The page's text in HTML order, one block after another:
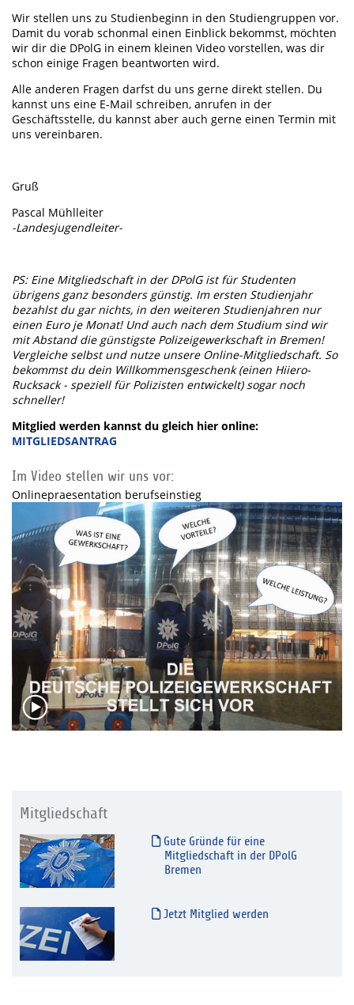
Wir stellen uns zu Studienbeginn in den Studiengruppen vor.
Damit du vorab schonmal einen Einblick bekommst, möchten
wir dir die DPolG in einem kleinen Video vorstellen, was dir
schon einige Fragen beantworten wird.
Alle anderen Fragen darfst du uns gerne direkt stellen. Du
kannst uns eine E-Mail schreiben, anrufen in der
Geschäftsstelle, du kannst aber auch gerne einen Termin mit
uns vereinbaren.
Gruß
Pascal Mühlleiter
-Landesjugendleiter-
PS: Eine Mitgliedschaft in der DPolG ist für Studenten
übrigens ganz besonders günstig. Im ersten Studienjahr
bezahlst du gar nichts, in den weiteren Studienjahren nur
einen Euro je Monat! Und auch nach dem Studium sind wir
mit Abstand die günstigste Polizeigewerkschaft in Bremen!
Vergleiche selbst und nutze unsere Online-Mitgliedschaft. So
bekommst du dein Willkommensgeschenk (einen Hiiero-
Rucksack - speziell für Polizisten entwickelt) sogar noch
schneller!
Mitglied werden kannst du gleich hier online:
MITGLIEDSANTRAG
Im Video stellen wir uns vor:
Onlinepraesentation berufseinstieg
Mitgliedschaft
Gute Gründe für eine
Mitgliedschaft in der DPolG
Bremen
Jetzt Mitglied werden